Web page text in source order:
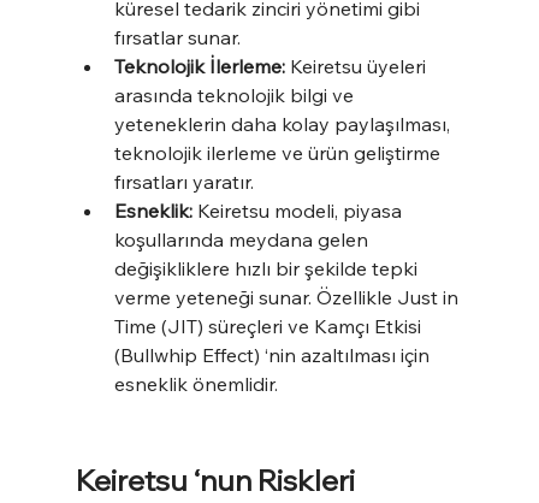
küresel tedarik zinciri yönetimi gibi
fırsatlar sunar.
Teknolojik İlerleme: Keiretsu üyeleri
arasında teknolojik bilgi ve
yeteneklerin daha kolay paylaşılması,
teknolojik ilerleme ve ürün geliştirme
fırsatları yaratır.
Esneklik: Keiretsu modeli, piyasa
koşullarında meydana gelen
değişikliklere hızlı bir şekilde tepki
verme yeteneği sunar. Özellikle Just in
Time (JIT) süreçleri ve Kamçı Etkisi
(Bullwhip Effect) ‘nin azaltılması için
esneklik önemlidir.
Keiretsu ‘nun Riskleri